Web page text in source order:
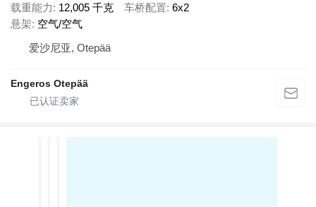
载重能力
12,005 千克 车桥配置 6x2
悬架 空气/空气
爱沙尼亚, Otepää
Engeros Otepää